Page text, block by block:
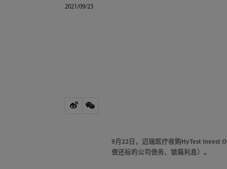
2021/09/23
9月22日，迈瑞医疗收购HyTest Invest
偿还标的公司债务、锁箱利息）。